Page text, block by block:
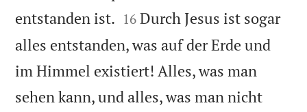
entstanden ist. 

16 Durch Jesus ist sogar
alles entstanden, was auf der Erde und
im Himmel existiert! Alles, was man
sehen kann, und alles, was man nicht